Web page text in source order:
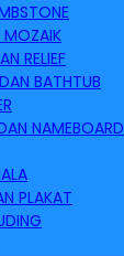
MOZAIK
RELIEF
BATHTUB
NAMEBOARD
PLAKAT